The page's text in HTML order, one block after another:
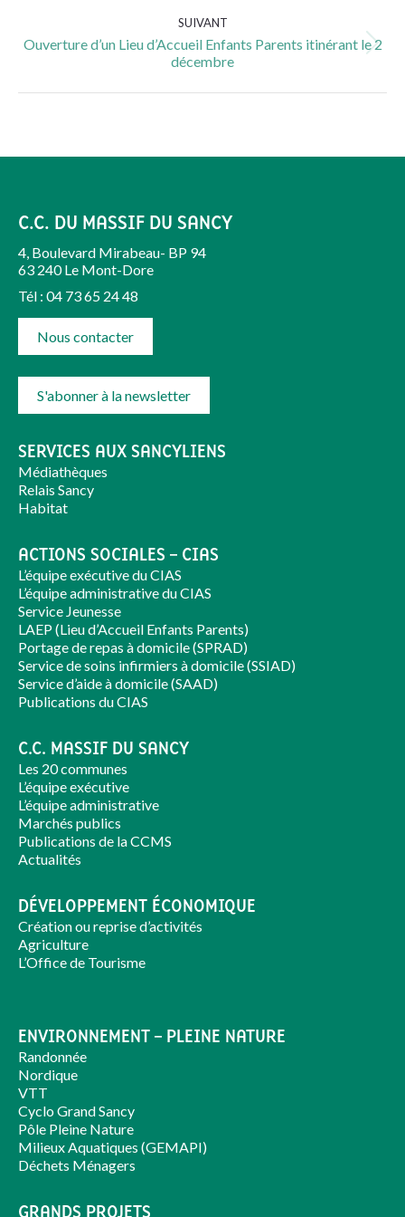
SUIVANT
Article
suivant
Ouverture d’un Lieu d’Accueil Enfants Parents itinérant le 2
décembre
C.C. DU MASSIF DU SANCY
4, Boulevard Mirabeau- BP 94
63 240 Le Mont-Dore
Tél : 04 73 65 24 48
Nous contacter
S'abonner à la newsletter
SERVICES AUX SANCYLIENS
Médiathèques
Relais Sancy
Habitat
ACTIONS SOCIALES – CIAS
L’équipe exécutive du CIAS
L’équipe administrative du CIAS
Service Jeunesse
LAEP (Lieu d’Accueil Enfants Parents)
Portage de repas à domicile (SPRAD)
Service de soins infirmiers à domicile (SSIAD)
Service d’aide à domicile (SAAD)
Publications du CIAS
C.C. MASSIF DU SANCY
Les 20 communes
L’équipe exécutive
L’équipe administrative
Marchés publics
Publications de la CCMS
Actualités
DÉVELOPPEMENT ÉCONOMIQUE
Création ou reprise d’activités
Agriculture
L’Office de Tourisme
ENVIRONNEMENT – PLEINE NATURE
Randonnée
Nordique
VTT
Cyclo Grand Sancy
Pôle Pleine Nature
Milieux Aquatiques (GEMAPI)
Déchets Ménagers
GRANDS PROJETS